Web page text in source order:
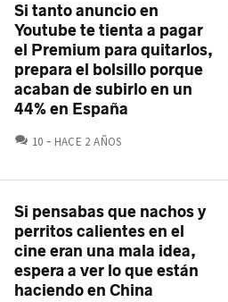
Si tanto anuncio en
Youtube te tienta a pagar
el Premium para quitarlos,
prepara el bolsillo porque
acaban de subirlo en un
44% en España
10 COMENTARIOS
HACE 2 AÑOS
Si pensabas que nachos y
perritos calientes en el
cine eran una mala idea,
espera a ver lo que están
haciendo en China